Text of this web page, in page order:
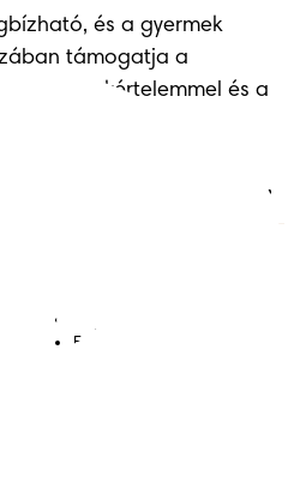
és a gyermek
támogatja a
szakértelemmel és a
örökséggel.
Felhasználási feltételek